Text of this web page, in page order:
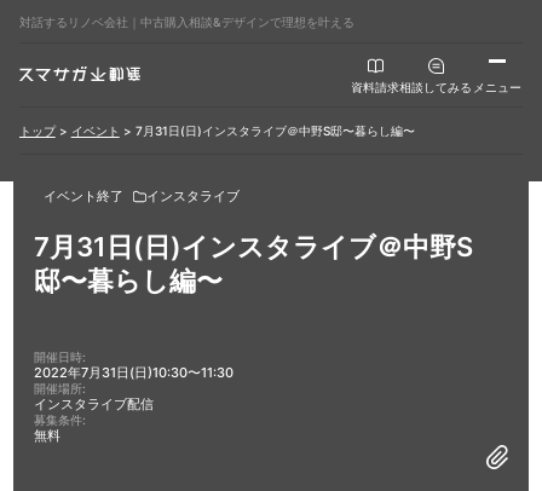
対話するリノベ会社｜中古購入相談&デザインで理想を叶える
メニュー
資料請求相談してみる
トップ> イベント > 7月31日(日)インスタライブ＠中野S邸〜暮らし編〜
イベント終了 インスタライブ
7月31日(日)インスタライブ＠中野S
邸〜暮らし編〜
開催日時:
2022年7月31日(日)10:30〜11:30
開催場所:
インスタライブ配信
募集条件:
無料